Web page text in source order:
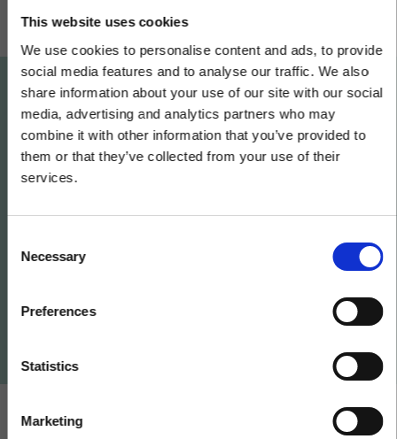
This website uses cookies
We use cookies to personalise content and ads, to provide
social media features and to analyse our traffic. We also
share information about your use of our site with our social
media, advertising and analytics partners who may
combine it with other information that you’ve provided to
them or that they’ve collected from your use of their
services.
S
Necessary
Preferences
Statistics
Marketing
Wil je weten wat we
voor jouw bedrijf
kunnen betekenen?
×
Hetzelfde team. Dezelfde service.